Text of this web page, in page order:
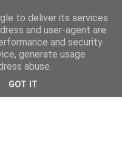
to deliver its services
and user-agent are
and security
generate usage
abuse.
GOT IT